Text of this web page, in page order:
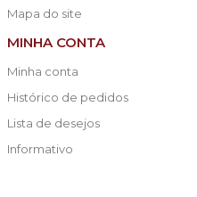
Mapa do site
MINHA CONTA
Minha conta
Histórico de pedidos
Lista de desejos
Informativo